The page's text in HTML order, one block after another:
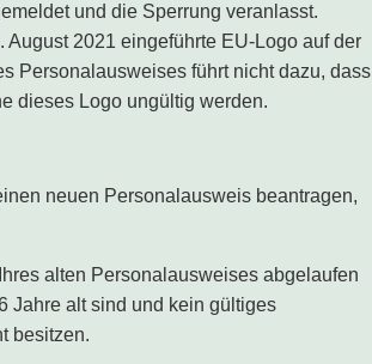
und die Sperrung veranlasst.
August 2021 eingeführte EU-Logo auf der
Personalausweises führt nicht dazu, dass
dieses Logo ungültig werden.
neuen Personalausweis beantragen,
alten Personalausweises abgelaufen
Jahre alt sind und kein gültiges
besitzen.